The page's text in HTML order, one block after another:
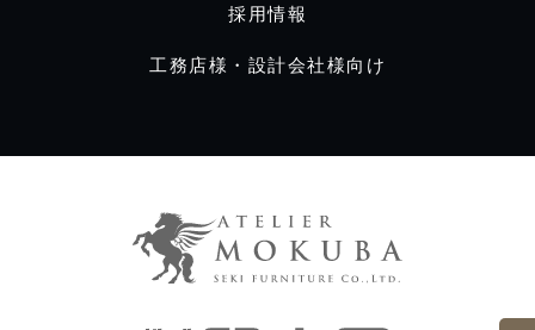
採用情報
工務店様・設計会社様向け